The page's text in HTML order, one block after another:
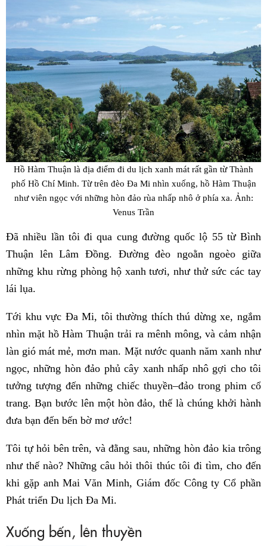
Hồ Hàm Thuận là địa điểm đi du lịch xanh mát rất gần từ Thành
phố Hồ Chí Minh. Từ trên đèo Đa Mi nhìn xuống, hồ Hàm Thuận
như viên ngọc với những hòn đảo rùa nhấp nhô ở phía xa. Ảnh:
Venus Trần
Đã nhiều lần tôi đi qua cung đường quốc lộ 55 từ Bình
Thuận lên Lâm Đồng. Đường đèo ngoằn ngoèo giữa
những khu rừng phòng hộ xanh tươi, như thử sức các tay
lái lụa.
Tới khu vực Đa Mi, tôi thường thích thú dừng xe, ngắm
nhìn mặt hồ Hàm Thuận trải ra mênh mông, và cảm nhận
làn gió mát mẻ, mơn man. Mặt nước quanh năm xanh như
ngọc, những hòn đảo phủ cây xanh nhấp nhô gợi cho tôi
tưởng tượng đến những chiếc thuyền–đảo trong phim cổ
trang. Bạn bước lên một hòn đảo, thế là chúng khởi hành
đưa bạn đến bến bờ mơ ước!
Tôi tự hỏi bên trên, và đằng sau, những hòn đảo kia trông
như thế nào? Những câu hỏi thôi thúc tôi đi tìm, cho đến
khi gặp anh Mai Văn Minh, Giám đốc Công ty Cổ phần
Phát triển Du lịch Đa Mi.
Xuống bến, lên thuyền